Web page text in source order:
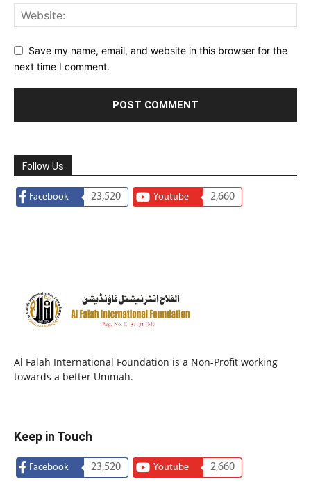
Save my name, email, and website in this browser for the
next time I comment.
Follow Us
Facebook 23,520 Youtube 2,660
Al Falah International Foundation is a Non-Profit working
towards a better Ummah.
Keep in Touch
Facebook 23,520 Youtube 2,660